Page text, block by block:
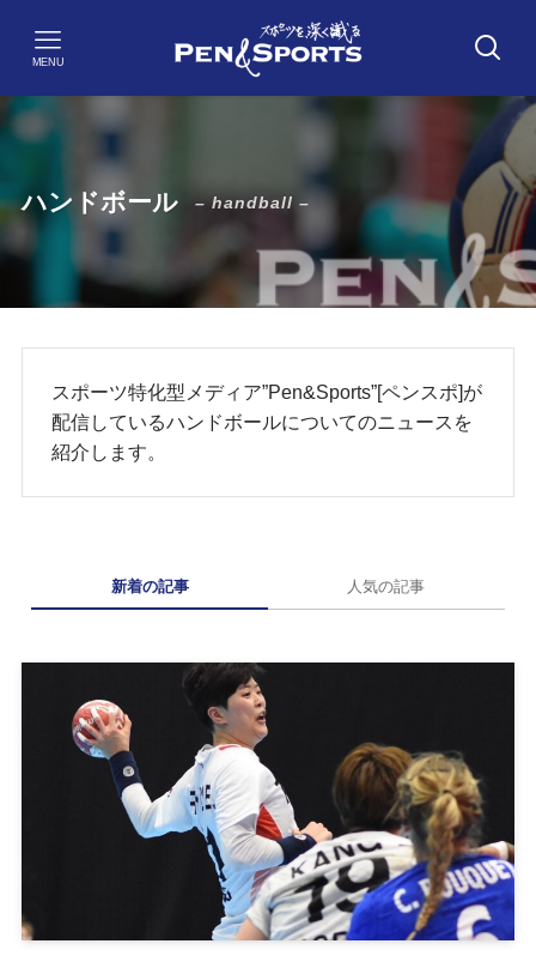
MENU
ハンドボール – handball –
スポーツ特化型メディア”Pen&Sports”[ペンスポ]が
配信しているハンドボールについてのニュースを
紹介します。
新着の記事 人気の記事